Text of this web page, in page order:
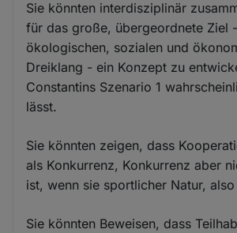
Sie könnten interdisziplinär
für das große, übergeordnete Ziel
ökologischen, sozialen und
Dreiklang - ein Konzept zu
Constantins Szenario 1
lässt.
Sie könnten zeigen, dass
als Konkurrenz, Konkurrenz aber
ist, wenn sie sportlicher Natur,
Sie könnten Beweisen, dass